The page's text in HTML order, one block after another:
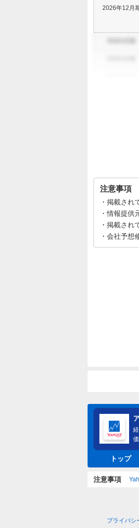
2026年12月
注意事項
掲載され
情報提供
掲載され
会社予想
トップ
注意事項
プライバシ